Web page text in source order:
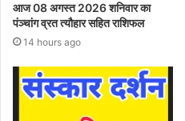
आज 08 अगस्त 2026‌ शनिवार का
पंञ्चांग व्रत त्यौहार सहित राशिफल
14 hours ago